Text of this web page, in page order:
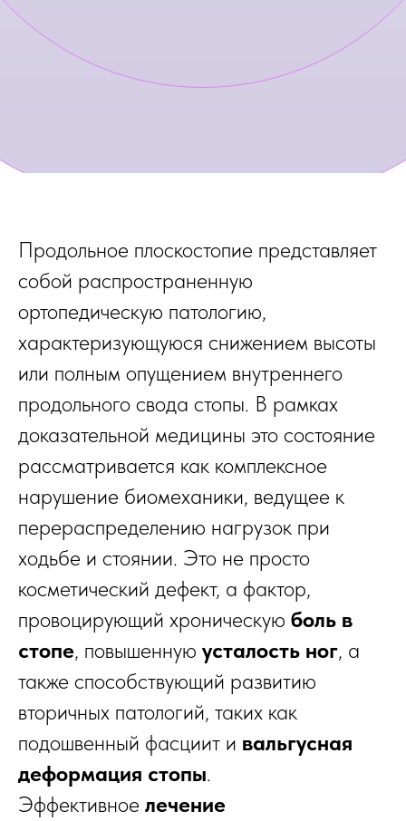
Продольное плоскостопие представляет
собой распространенную
ортопедическую патологию,
характеризующуюся снижением высоты
или полным опущением внутреннего
продольного свода стопы. В рамках
доказательной медицины это состояние
рассматривается как комплексное
нарушение биомеханики, ведущее к
перераспределению нагрузок при
ходьбе и стоянии. Это не просто
косметический дефект, а фактор,
провоцирующий хроническую боль в
стопе, повышенную усталость ног, а
также способствующий развитию
вторичных патологий, таких как
подошвенный фасциит и вальгусная
деформация стопы.
Эффективное лечение